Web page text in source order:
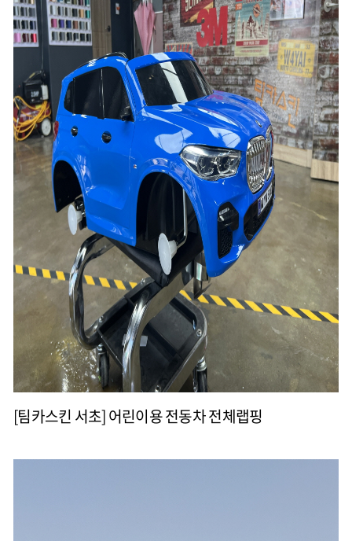
[팀카스킨 서초] 어린이용 전동차 전체랩핑